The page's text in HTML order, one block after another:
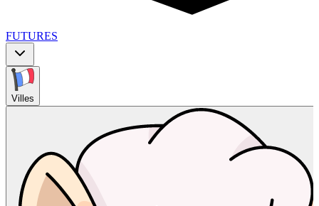
FUTURES
Villes